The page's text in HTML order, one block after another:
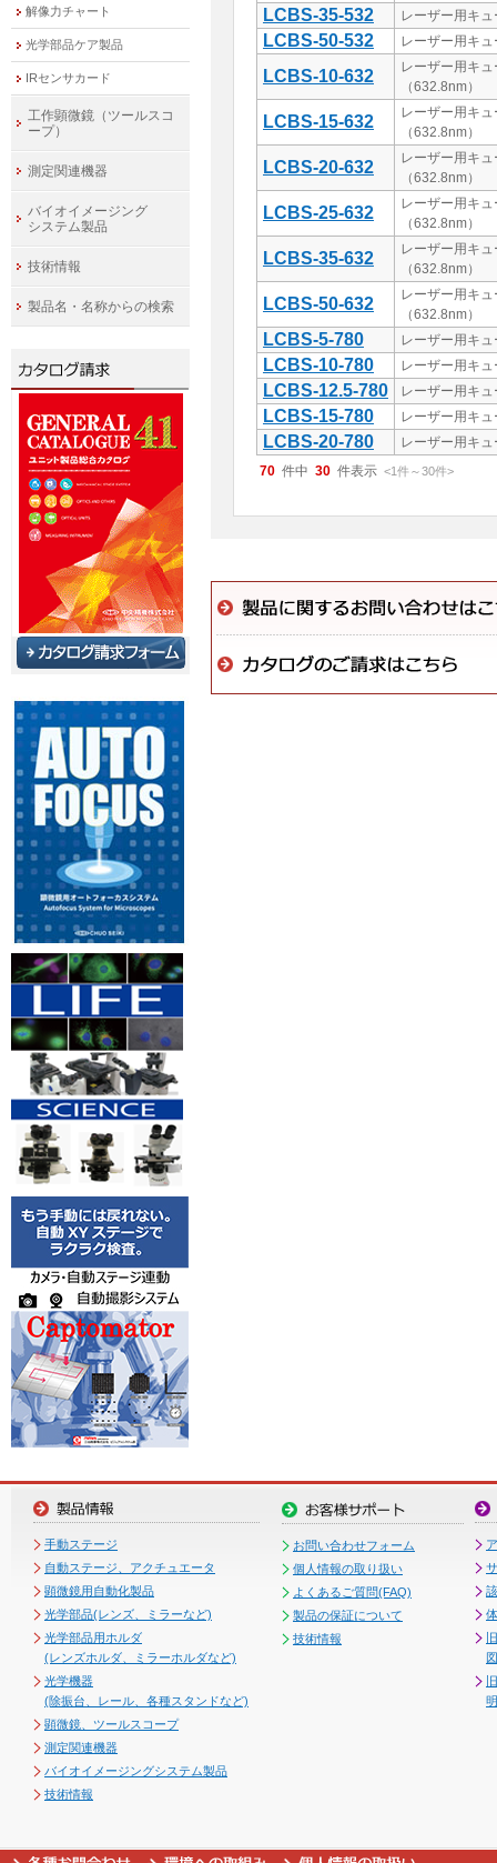
LCBS-35-532 レーザー用キ
LCBS-50-532 レーザー用キ
LCBS-10-632
レーザー用キ
（632.8nm）
LCBS-15-632
レーザー用キ
（632.8nm）
LCBS-20-632
レーザー用キ
（632.8nm）
LCBS-25-632
レーザー用キ
（632.8nm）
LCBS-35-632
レーザー用キ
（632.8nm）
LCBS-50-632
レーザー用キ
（632.8nm）
LCBS-5-780 レーザー用キ
LCBS-10-780 レーザー用キ
LCBS-12.5-780 レーザー用キ
LCBS-15-780 レーザー用キ
LCBS-20-780
レーザー用キ
70 件中 30 件表示 <1件～30件>
解像力チャート
光学部品ケア製品
IRセンサカード
工作顕微鏡（ツールスコ
ープ）
測定関連機器
バイオイメージング
システム製品
技術情報
製品名・名称からの検索
手動ステージ
自動ステージ、アクチュエータ
顕微鏡用自動化製品
光学部品(レンズ、ミラーなど)
光学部品用ホルダ
(レンズホルダ、ミラーホルダなど)
光学機器
(除振台、レール、各種スタンドなど)
顕微鏡、ツールスコープ
測定関連機器
バイオイメージングシステム製品
技術情報
お問い合わせフォーム
個人情報の取り扱い
よくあるご質問(FAQ)
製品の保証について
技術情報